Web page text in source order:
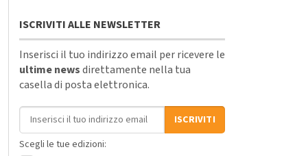
ISCRIVITI ALLE NEWSLETTER
Inserisci il tuo indirizzo email per ricevere le
ultime newsdirettamente nella tua
casella di posta elettronica.
Indirizzo email
ISCRIVITI
Scegli le tue edizioni: